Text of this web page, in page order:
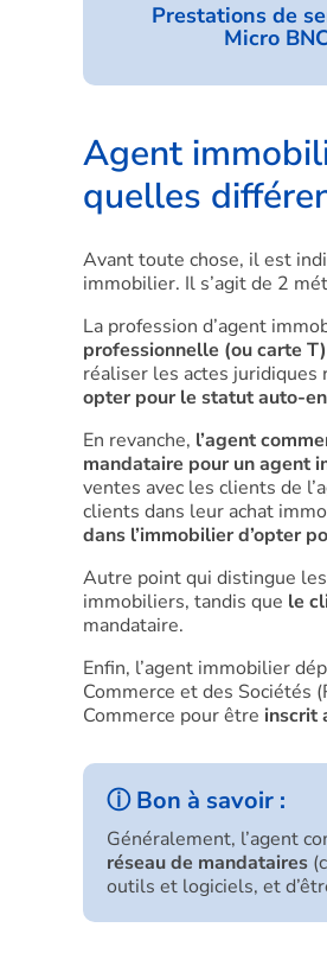
Prestations de
Micro
Agent
quelles
Avant toute chose, il est
immobilier. Il s’agit de 2
La profession d’agent
professionnelle (ou carte T)
réaliser les actes
opter pour le statut auto-
En revanche, l’agent
mandataire pour un agent
ventes avec les clients de
clients dans leur achat
dans l’immobilier d’opter
Autre point qui distingue
immobiliers, tandis que le
mandataire.
Enfin, l’agent immobilier
Commerce et des Sociétés
Commerce pour être inscrit
ⓘ Bon à savoir :
Généralement, l’agent
réseau de mandataires
outils et logiciels, et